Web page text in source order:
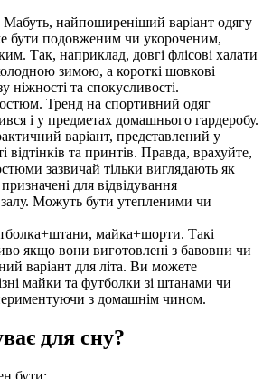
Мабуть, найпоширеніший варіант одягу
бути подовженим чи укороченим,
Так, наприклад, довгі флісові халати
зимою, а короткі шовкові
ніжності та спокусливості.
Тренд на спортивний одяг
і у предметах домашнього гардеробу.
варіант, представлений у
відтінків та принтів. Правда, врахуйте,
зазвичай тільки виглядають як
для відвідування
Можуть бути утепленими чи
майка+шорти. Такі
якщо вони виготовлені з бавовни чи
варіант для літа. Ви можете
майки та футболки зі штанами чи
з домашнім чином.
для сну?
бути: